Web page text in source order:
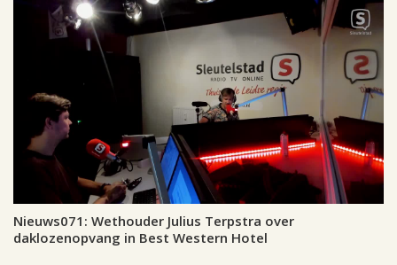
Nieuws071: Wethouder Julius Terpstra over
daklozenopvang in Best Western Hotel